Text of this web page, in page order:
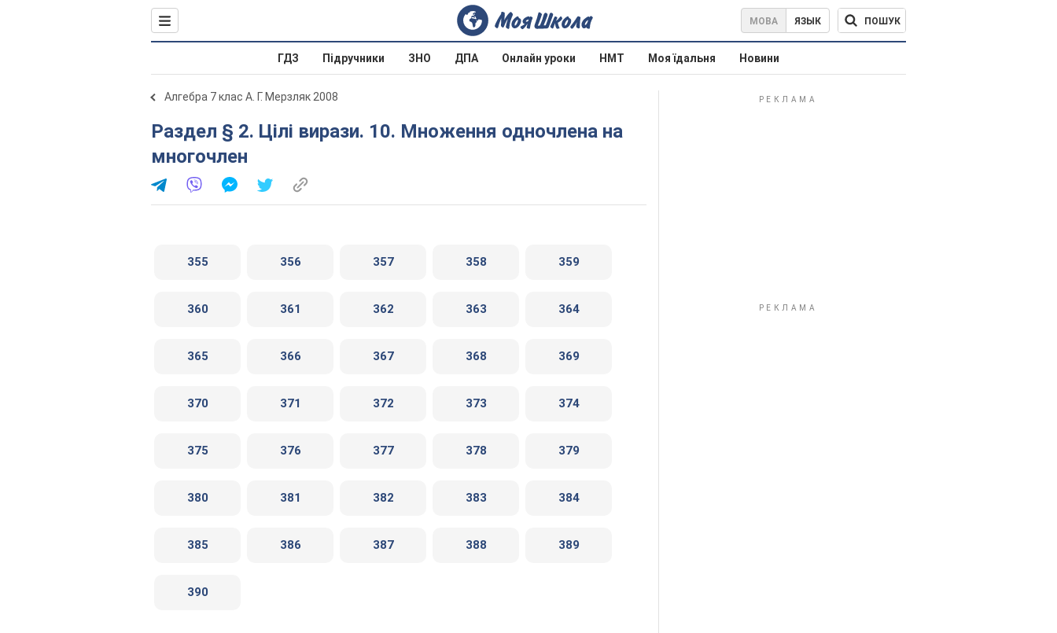
МОВА ЯЗЫК ПОШУК
ГДЗ Підручники ЗНО ДПА Онлайн уроки НМТ Моя їдальня Новини
Алгебра 7 клас А. Г. Мерзляк 2008
Раздел § 2. Цілі вирази. 10. Множення одночлена на
многочлен
355 356 357 358 359
360 361 362 363 364
365 366 367 368 369
370 371 372 373 374
375 376 377 378 379
380 381 382 383 384
385 386 387 388 389
390